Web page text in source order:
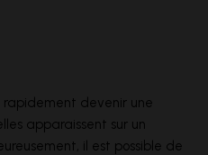
rapidement devenir une
apparaissent sur un
il est possible de